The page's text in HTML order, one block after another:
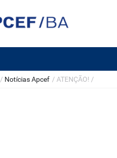
/ Notícias Apcef / ATENÇÃO! /